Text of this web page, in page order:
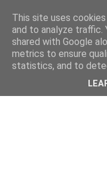
This site uses
and to analyze traffic.
shared with Google
metrics to ensure
statistics, and to